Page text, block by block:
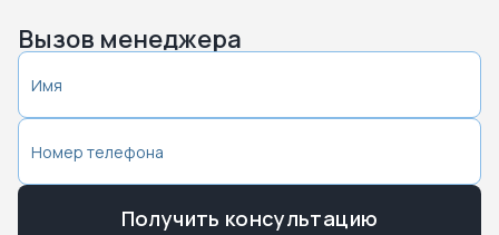
Вызов менеджера
Получить консультацию